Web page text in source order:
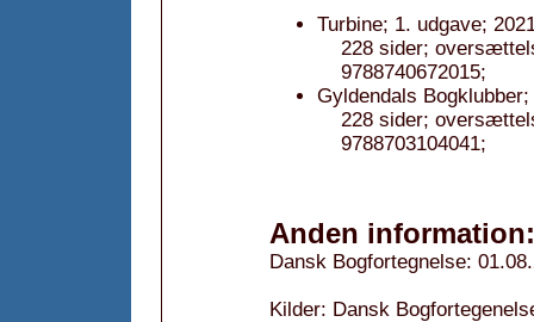
Turbine; 1. udgave;
228 sider;
9788740672015;
Gyldendals
228 sider;
9788703104041;
Anden information:
Dansk Bogfortegnelse:
Kilder: Dansk